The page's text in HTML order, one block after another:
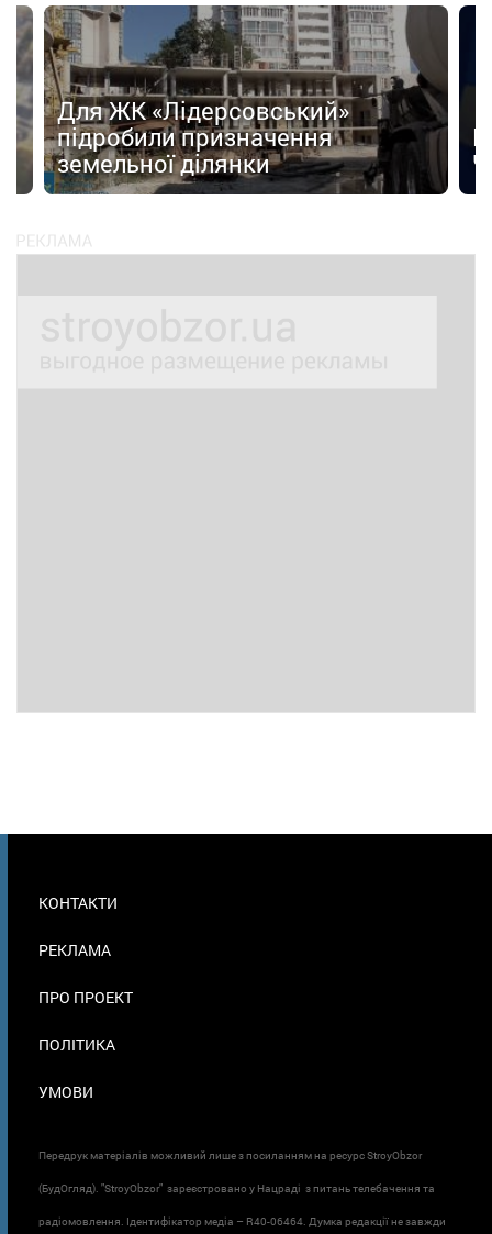
Для ЖК «Лідерсовський»
підробили призначення
земельної ділянки
В
КОНТАКТИ
РЕКЛАМА
ПРО ПРОЕКТ
ПОЛІТИКА
УМОВИ
Передрук матеріалів можливий лише з посиланням на ресурс StroyObzor
(БудОгляд). "StroyObzor" зареєстровано у Нацраді з питань телебачення та
радіомовлення. Ідентифікатор медіа – R40-06464. Думка редакції не завжди